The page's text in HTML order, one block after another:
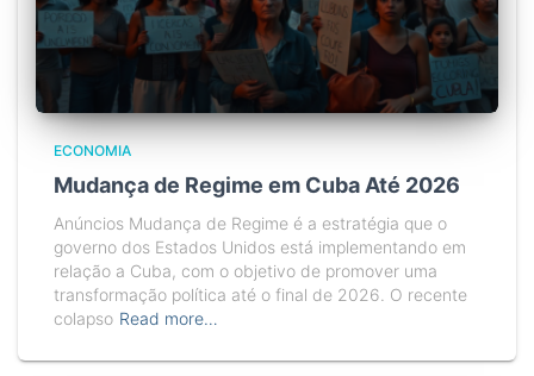
ECONOMIA
Mudança de Regime em Cuba Até 2026
Anúncios Mudança de Regime é a estratégia que o
governo dos Estados Unidos está implementando em
relação a Cuba, com o objetivo de promover uma
transformação política até o final de 2026. O recente
colapso Read more…